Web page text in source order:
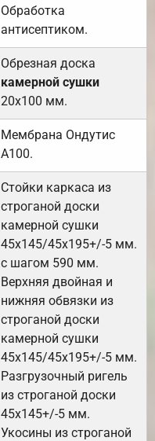
Обработка
антисептиком.
Обрезная доска
камерной сушки
20х100 мм.
Мембрана Ондутис
А100.
Стойки каркаса из
строганой доски
камерной сушки
45х145/45х195+/-5 мм.
с шагом 590 мм.
Верхняя двойная и
нижняя обвязки из
строганой доски
камерной сушки
45х145/45х195+/-5 мм.
Разгрузочный ригель
из строганой доски
45х145+/-5 мм.
Укосины из строганой